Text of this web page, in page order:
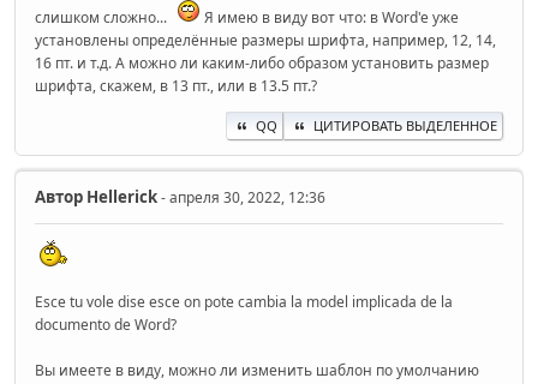
слишком сложно...
Я имею в виду вот что: в Word'e уже
установлены определённые размеры шрифта, например, 12, 14,
16 пт. и т.д. А можно ли каким-либо образом установить размер
шрифта, скажем, в 13 пт., или в 13.5 пт.?
QQ ЦИТИРОВАТЬ ВЫДЕЛЕННОЕ
Автор Hellerick- апреля 30, 2022, 12:36
Esce tu vole dise esce on pote cambia la model implicada de la
documento de Word?
Вы имеете в виду, можно ли изменить шаблон по умолчанию